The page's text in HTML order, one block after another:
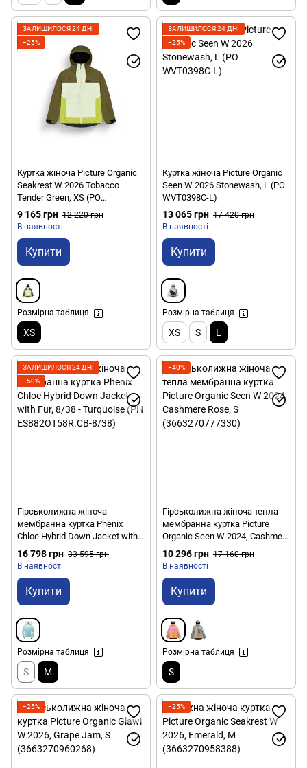
ЗАЛИШИЛОСЯ 24 ДНІ
−25%
Куртка жіноча Picture Organic
Seakrest W 2026 Tobacco
Tender Green, XS (PO
WVT0399A-XS)
9 165 грн 12 220 грн
В наявності
Купити
Розмірна таблиця
XS
ЗАЛИШИЛОСЯ 24 ДНІ
−25%
Куртка жіноча Picture Organic
Seen W 2026 Stonewash, L (PO
WVT0398C-L)
13 065 грн 17 420 грн
В наявності
Купити
Розмірна таблиця
XS S L
ЗАЛИШИЛОСЯ 24 ДНІ
−50%
Гірськолижна жіноча
мембранна куртка Phenix
Chloe Hybrid Down Jacket with
Fur, 8/38 - Turquoise (PH
ES882OT58R.CB-8/38)
16 798 грн 33 595 грн
В наявності
Купити
Розмірна таблиця
S M
−40%
Гірськолижна жіноча тепла
мембранна куртка Picture
Organic Seen W 2024, Cashmere
Rose, S (3663270777330)
10 296 грн 17 160 грн
В наявності
Купити
Розмірна таблиця
S
−25% −25%